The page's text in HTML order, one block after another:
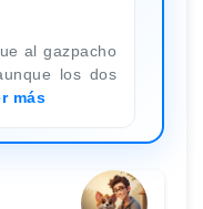
al gazpacho
los dos
más